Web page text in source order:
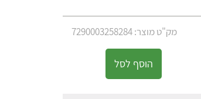
מק"ט מוצר: 7290003258284
הוסף לסל